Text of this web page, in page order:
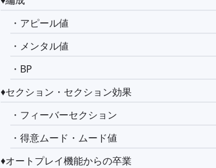
・アピール値
・メンタル値
・BP
♦︎セクション・セクション効果
・フィーバーセクション
・得意ムード・ムード値
♦︎オートプレイ機能からの卒業